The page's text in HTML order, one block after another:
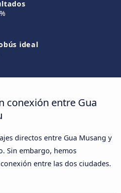
ideal
conexión entre Gua
directos entre Gua Musang y
Sin embargo, hemos
entre las dos ciudades.